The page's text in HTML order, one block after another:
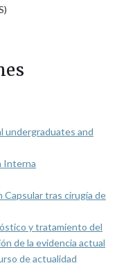
undergraduates and
Interna
Capsular tras cirugía de
y tratamiento del
de la evidencia actual
de actualidad